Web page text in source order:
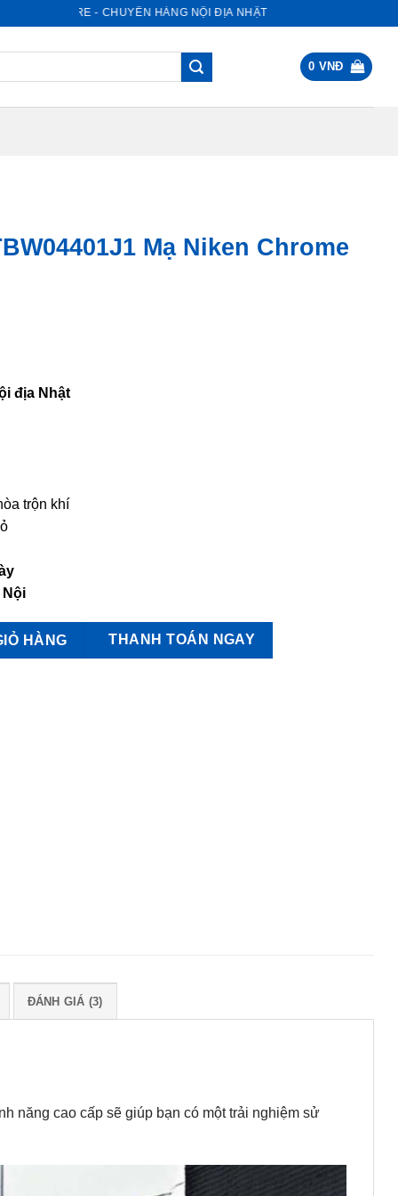
STORE - CHUYÊN HÀNG NỘI ĐỊA NHẬT
0 VNĐ
Mạ Niken Chrome
địa Nhật
trộn khí
Nội
Niken Chrome số lượng
HÀNG THANH TOÁN NGAY
ĐÁNH GIÁ (3)
năng cao cấp sẽ giúp bạn có một trải nghiệm sử